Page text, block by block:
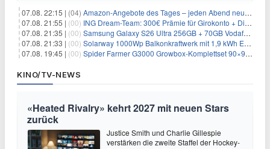
07.08. 22:15 | (04) Amazon-Angebote des Tages – jeden Abend neue Deals zum Stöbern
07.08. 21:55 | (00) ING Dream-Team: 300€ Prämie für Girokonto + Direkt-Depot
07.08. 21:35 | (00) Samsung Galaxy S26 Ultra 256GB + 70GB Vodafone-Netz für 34,99€/Monat (effektiv 4,74€/Monat)
07.08. 21:33 | (00) Solarway 1000Wp Balkonkraftwerk mit 1,9 kWh EcoFlow-Speicher für 719€ + 30€ Filial-Gutschein
07.08. 19:45 | (00) Spider Farmer G3000 Growbox-Komplettset 90×90×180 cm für 379,99€
KINO/TV-NEWS
«Heated Rivalry» kehrt 2027 mit neuen Stars
zurück
Justice Smith und Charlie Gillespie
verstärken die zweite Staffel der Hockey-